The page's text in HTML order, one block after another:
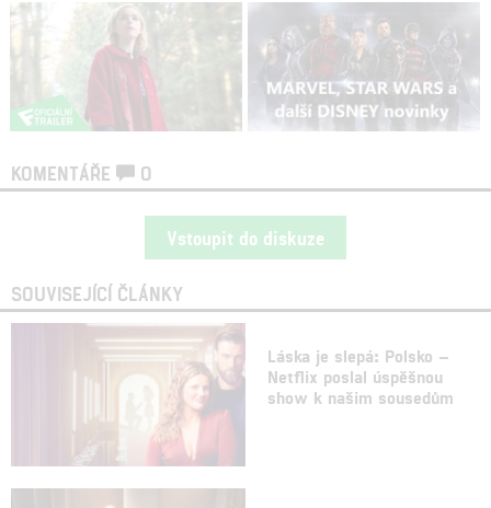
KOMENTÁŘE 0
Vstoupit do diskuze
SOUVISEJÍCÍ ČLÁNKY
Láska je slepá: Polsko –
Netflix poslal úspěšnou
show k našim sousedům